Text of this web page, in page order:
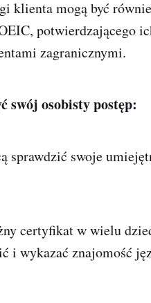
klienta mogą być
potwierdzającego
zagranicznymi.
swój osobisty postęp:
sprawdzić swoje
certyfikat w wielu
i wykazać znajomość